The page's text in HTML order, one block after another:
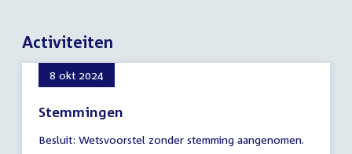
Activiteiten
8 okt 2024
Stemmingen
augustus
Besluit: Wetsvoorstel zonder stemming aangenomen.